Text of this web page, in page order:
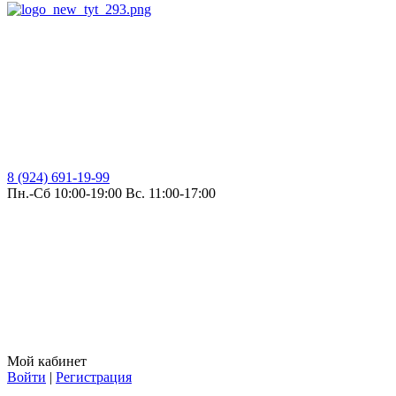
8 (924) 691-19-99
Пн.-Сб 10:00-19:00 Вс. 11:00-17:00
Мой кабинет
Войти | Регистрация